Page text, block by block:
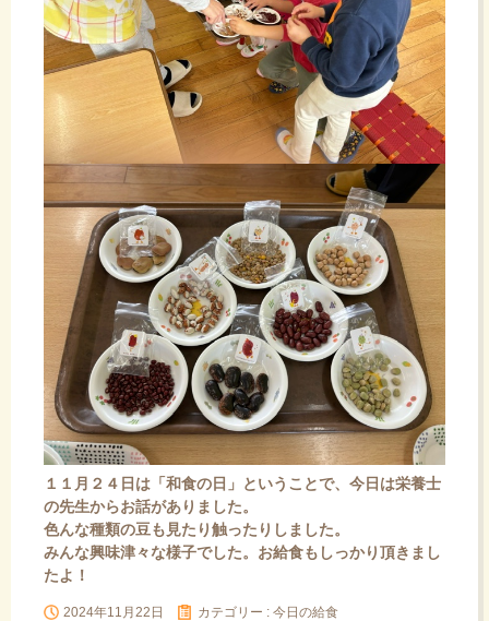
１１月２４日は「和食の日」ということで、今日は栄養士
の先生からお話がありました。
色んな種類の豆も見たり触ったりしました。
みんな興味津々な様子でした。お給食もしっかり頂きまし
たよ！
2024年11月22日 カテゴリー : 今日の給食